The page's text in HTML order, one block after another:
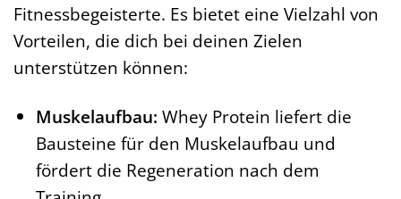
Fitnessbegeisterte. Es bietet eine Vielzahl von
Vorteilen, die dich bei deinen Zielen
unterstützen können:
Muskelaufbau: Whey Protein liefert die
Bausteine für den Muskelaufbau und
fördert die Regeneration nach dem